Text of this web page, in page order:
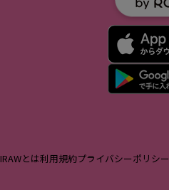
IRAWとは利用規約プライバシーポリシー